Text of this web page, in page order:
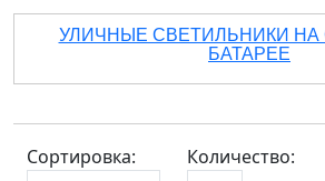
УЛИЧНЫЕ СВЕТИЛЬНИКИ
БАТАРЕЕ
Сортировка: Количество: